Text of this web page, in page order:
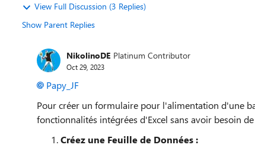
View Full Discussion (3 Replies)
Show Parent Replies
NikolinoDE Platinum Contributor
Oct 29, 2023
Papy_JF
Pour créer un formulaire pour l'alimentation d'une
fonctionnalités intégrées d'Excel sans avoir besoin
Créez une Feuille de Données :